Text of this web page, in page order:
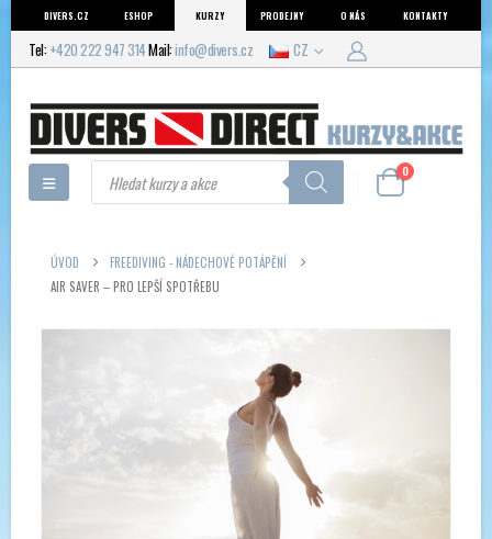
DIVERS.CZ ESHOP KURZY PRODEJNY O NÁS KONTAKTY
Tel: +420 222 947 314Mail:info@divers.cz CZ
Products
search 0
ÚVOD
FREEDIVING - NÁDECHOVÉ POTÁPĚNÍ
AIR SAVER – PRO LEPŠÍ SPOTŘEBU